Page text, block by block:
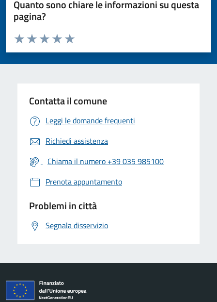
Quanto sono chiare le informazioni su questa
pagina?
Valuta da 1 a 5 stelle la pagina
Valuta 5 stelle su 5
Valuta 4 stelle su 5
Valuta 3 stelle su 5
Valuta 2 stelle su 5
Valuta 1 stelle su 5
Contatta il comune
Leggi le domande frequenti
Richiedi assistenza
Chiama il numero +39 035 985100
Prenota appuntamento
Problemi in città
Segnala disservizio